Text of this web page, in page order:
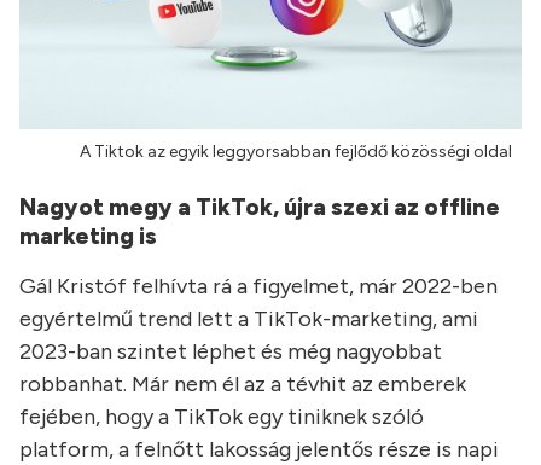
A Tiktok az egyik leggyorsabban fejlődő közösségi oldal
Nagyot megy a TikTok, újra szexi az offline
marketing is
Gál Kristóf felhívta rá a figyelmet, már 2022-ben
egyértelmű trend lett a TikTok-marketing, ami
2023-ban szintet léphet és még nagyobbat
robbanhat. Már nem él az a tévhit az emberek
fejében, hogy a TikTok egy tiniknek szóló
platform, a felnőtt lakosság jelentős része is napi